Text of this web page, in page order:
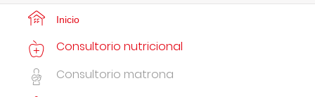
Inicio
Consultorio nutricional
Consultorio matrona